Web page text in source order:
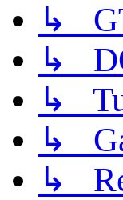
↳
↳
↳
↳
↳